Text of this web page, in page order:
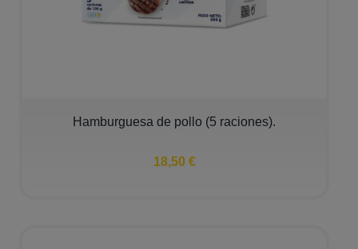
Hamburguesa de pollo (5 raciones).
18,50 €